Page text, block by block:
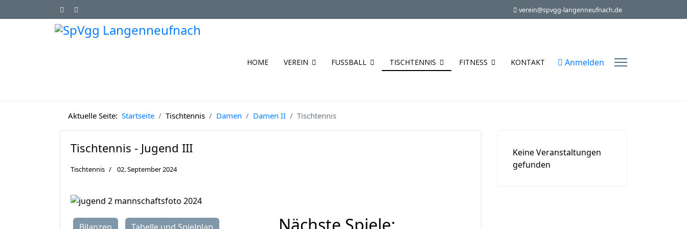
verein@spvgg-langenneufnach.de
HOME VEREIN FUSSBALL TISCHTENNIS FITNESS KONTAKT Anmelden
Aktuelle Seite: Startseite Tischtennis Damen Damen II Tischtennis
Tischtennis - Jugend III
Tischtennis 02. September 2024
Keine Veranstaltungen
gefunden